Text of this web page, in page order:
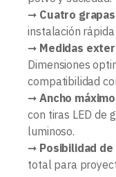
➞ Cuatro
instalación
➞ Medidas
Dimensiones
compatibilidad
➞ Ancho
con tiras LED de
luminoso.
➞ Posibilidad
total para